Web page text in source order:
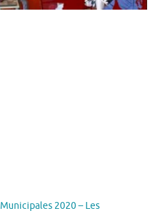
Municipales 2020 – Les